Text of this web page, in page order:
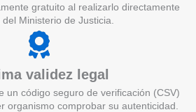
gratuito al realizarlo directamente
Ministerio de Justicia.
validez legal
un código seguro de verificación (CSV)
organismo comprobar su autenticidad.